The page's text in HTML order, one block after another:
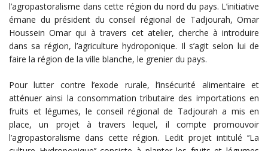
l’agropastoralisme dans cette région du nord du pays. L’initiative
émane du président du conseil régional de Tadjourah, Omar
Houssein Omar qui à travers cet atelier, cherche à introduire
dans sa région, l’agriculture hydroponique. Il s’agit selon lui de
faire la région de la ville blanche, le grenier du pays.
Pour lutter contre l’exode rurale, l’insécurité alimentaire et
atténuer ainsi la consommation tributaire des importations en
fruits et légumes, le conseil régional de Tadjourah a mis en
place, un projet à travers lequel, il compte promouvoir
l’agropastoralisme dans cette région. Ledit projet intitulé ‘‘La